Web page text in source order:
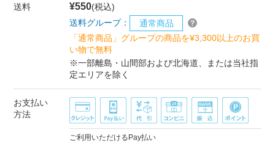
送料 ¥550(税込)
送料グループ：
通常商品
「通常商品」グループの商品を¥3,300以上のお買
い物で無料
※一部離島・山間部および北海道、または当社指
定エリアを除く
お支払い
方法
ご利用いただけるPay払い